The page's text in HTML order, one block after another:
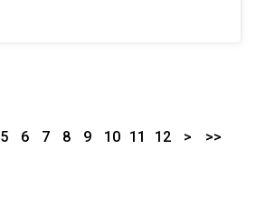
5 6 7 8 9 10 11 12 > >>